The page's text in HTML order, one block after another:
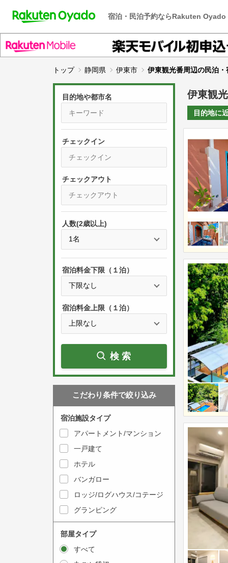
宿泊・民泊予約ならRakuten Oyado
トップ 静岡県 伊東市 伊東観光番周辺の民泊
目的地や都市名
チェックイン
r
s
s
e
w
a
r
w
e
t
o
t
e
a
c
t
P
r
s
t
e
w
a
r
w
k
t
o
n
t
e
r
人数(2歳以上)
宿泊料金下限（１泊）
宿泊料金上限（１泊）
検索
こだわり条件で絞り込み
宿泊施設タイプ
アパートメント/マンション
一戸建て
ホテル
バンガロー
ロッジ/ログハウス/コテージ
グランピング
部屋タイプ
すべて
伊東観
目的地に